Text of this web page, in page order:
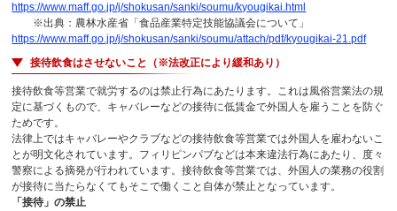
https://www.maff.go.jp/j/shokusan/sanki/soumu/kyougikai.html
※出典：農林水産省「食品産業特定技能協議会について」
https://www.maff.go.jp/j/shokusan/sanki/soumu/attach/pdf/kyougikai-21.pdf
接待飲食はさせないこと（※法改正により緩和あり）
接待飲食等営業で就労するのは禁止行為にあたります。これは風俗営業法の規
定に基づくもので、キャバレーなどの接待に低賃金で外国人を雇うことを防ぐ
ためです。
法律上ではキャバレーやクラブなどの接待飲食等営業では外国人を雇わないこ
とが明文化されています。フィリピンパブなどは本来違法行為にあたり、度々
警察による摘発が行われています。接待飲食等営業では、外国人の業務の役割
が接待に当たらなくてもそこで働くこと自体が禁止となっています。
「接待」の禁止